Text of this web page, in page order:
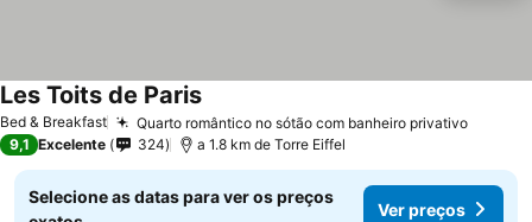
Bed & Breakfast Quarto romântico no sótão com banheiro privativo
Les Toits de Paris
9,1 Excelente 324 a 1.8 km de Torre Eiffel
Selecione as datas para ver os preços
Ver preços